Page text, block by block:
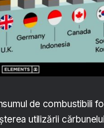
de combustibili
utilizării